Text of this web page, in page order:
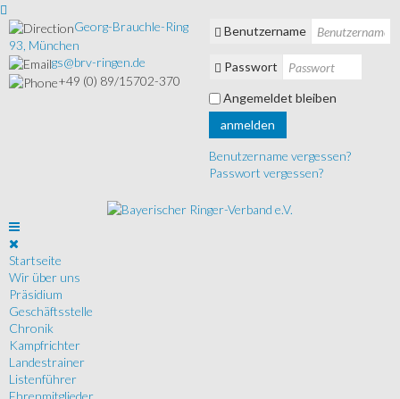
Georg-Brauchle-Ring
93, München
gs@brv-ringen.de
+49 (0) 89/15702-370
Benutzername
Passwort
Angemeldet bleiben
anmelden
Benutzername vergessen?
Passwort vergessen?
Startseite
Wir über uns
Präsidium
Geschäftsstelle
Chronik
Kampfrichter
Landestrainer
Listenführer
Ehrenmitglieder